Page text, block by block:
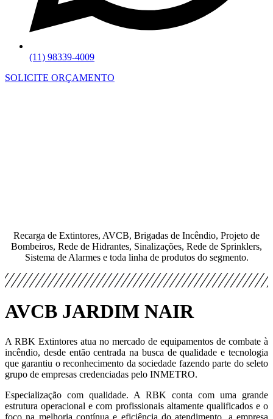
(11) 98339-4009
SOLICITE ORÇAMENTO
Recarga de Extintores, AVCB, Brigadas de Incêndio, Projeto de
Bombeiros, Rede de Hidrantes, Sinalizações, Rede de Sprinklers,
Sistema de Alarmes e toda linha de produtos do segmento.
AVCB JARDIM NAIR
A RBK Extintores atua no mercado de equipamentos de combate à
incêndio, desde então centrada na busca de qualidade e tecnologia
que garantiu o reconhecimento da sociedade fazendo parte do seleto
grupo de empresas credenciadas pelo INMETRO.
Especialização com qualidade. A RBK conta com uma grande
estrutura operacional e com profissionais altamente qualificados e o
foco na melhoria contínua e eficiência do atendimento, a empresa